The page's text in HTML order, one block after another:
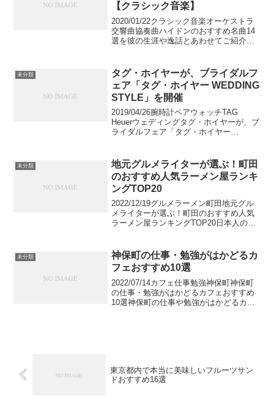
【クラシック音楽】
2020/01/22クラシック音楽オーケストラ
交響曲協奏曲ハイドンのおすすめ名曲14
選を彼の生涯や逸話とあわせてご紹介。
作曲し、特に交響曲と弦楽四重奏を多く
作ったことか...
未分類
タグ・ホイヤーが、ブライダルフ
ェア「タグ・ホイヤー WEDDING
STYLE」を開催
2019/04/26腕時計ペアウォッチTAG
Heuerウェディングタグ・ホイヤーが、ブ
ライダルフェア「タグ・ホイヤー
期間で、ブライダルフェア...
未分類
地元グルメライターが選ぶ！町田
のおすすめ人気ラーメン屋ランキ
ングTOP20
2022/12/19グルメラーメン町田地元グル
メライターが選ぶ！町田のおすすめ人気
ラーメン屋ランキングTOP20日本人の国
が、町田も激戦区と言われ、数多くのラ
ーメン屋が...
未分類
神保町の仕事・勉強がはかどるカ
フェおすすめ10選
2022/07/14カフェ仕事勉強神保町神保町
の仕事・勉強がはかどるカフェおすすめ
10選神保町の仕事や勉強がはかどるカフ
東京都内で本当に美味しいフルーツサン
ドおすすめ16選